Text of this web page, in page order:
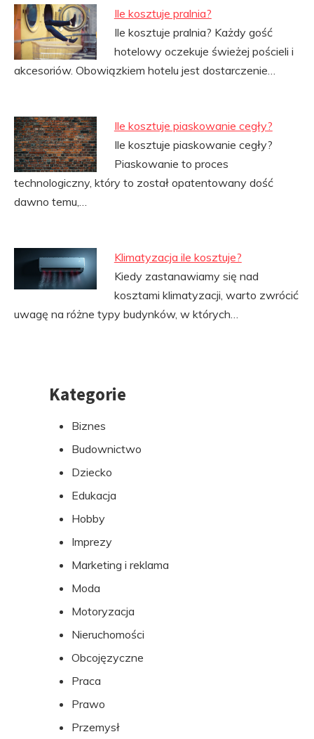
Ile kosztuje pralnia?
Ile kosztuje pralnia? Każdy gość
hotelowy oczekuje świeżej pościeli i
akcesoriów. Obowiązkiem hotelu jest dostarczenie…
Ile kosztuje piaskowanie cegły?
Ile kosztuje piaskowanie cegły?
Piaskowanie to proces
technologiczny, który to został opatentowany dość
dawno temu,…
Klimatyzacja ile kosztuje?
Kiedy zastanawiamy się nad
kosztami klimatyzacji, warto zwrócić
uwagę na różne typy budynków, w których…
PrzejdźKategorie
Biznes
Budownictwo
Dziecko
Edukacja
Hobby
Imprezy
Marketing i reklama
Moda
Motoryzacja
Nieruchomości
Obcojęzyczne
Praca
Prawo
Przemysł